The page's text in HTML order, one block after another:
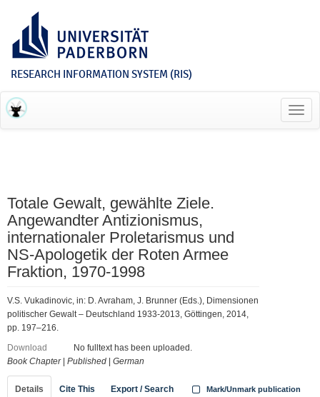
RESEARCH INFORMATION SYSTEM (RIS)
Totale Gewalt, gewählte Ziele.
Angewandter Antizionismus,
internationaler Proletarismus und
NS-Apologetik der Roten Armee
Fraktion, 1970-1998
V.S. Vukadinovic, in: D. Avraham, J. Brunner (Eds.), Dimensionen
politischer Gewalt – Deutschland 1933-2013, Göttingen, 2014,
pp. 197–216.
Download
No fulltext has been uploaded.
Book Chapter| Published German
Details Cite This Export / Search Mark/Unmark publication